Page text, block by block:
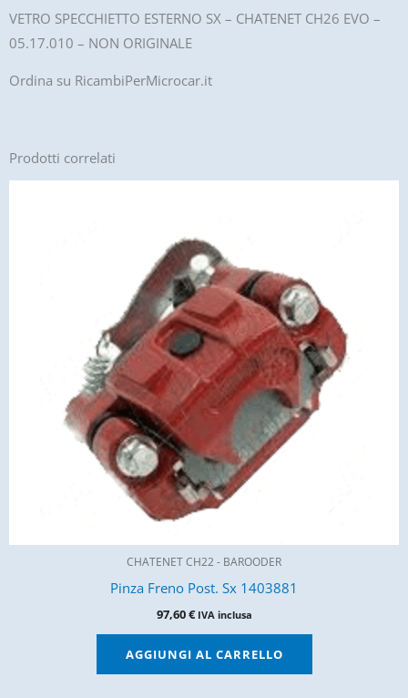
VETRO SPECCHIETTO ESTERNO SX – CHATENET CH26 EVO –
05.17.010 – NON ORIGINALE
Ordina su RicambiPerMicrocar.it
Prodotti correlati
CHATENET CH22 - BAROODER
Pinza Freno Post. Sx 1403881
97,60€ IVA inclusa
AGGIUNGI AL CARRELLO